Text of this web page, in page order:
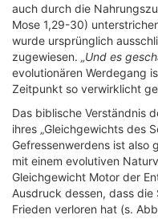
auch durch die
Mose 1,29-30)
wurde ursprünglich
zugewiesen. „Und es
evolutionären Werdegang
Zeitpunkt so verwirklicht
Das biblische Verständnis
ihres „Gleichgewichts des
Gefressenwerdens ist also
mit einem evolutiven
Gleichgewicht Motor der
Ausdruck dessen, dass
Frieden verloren hat (s.